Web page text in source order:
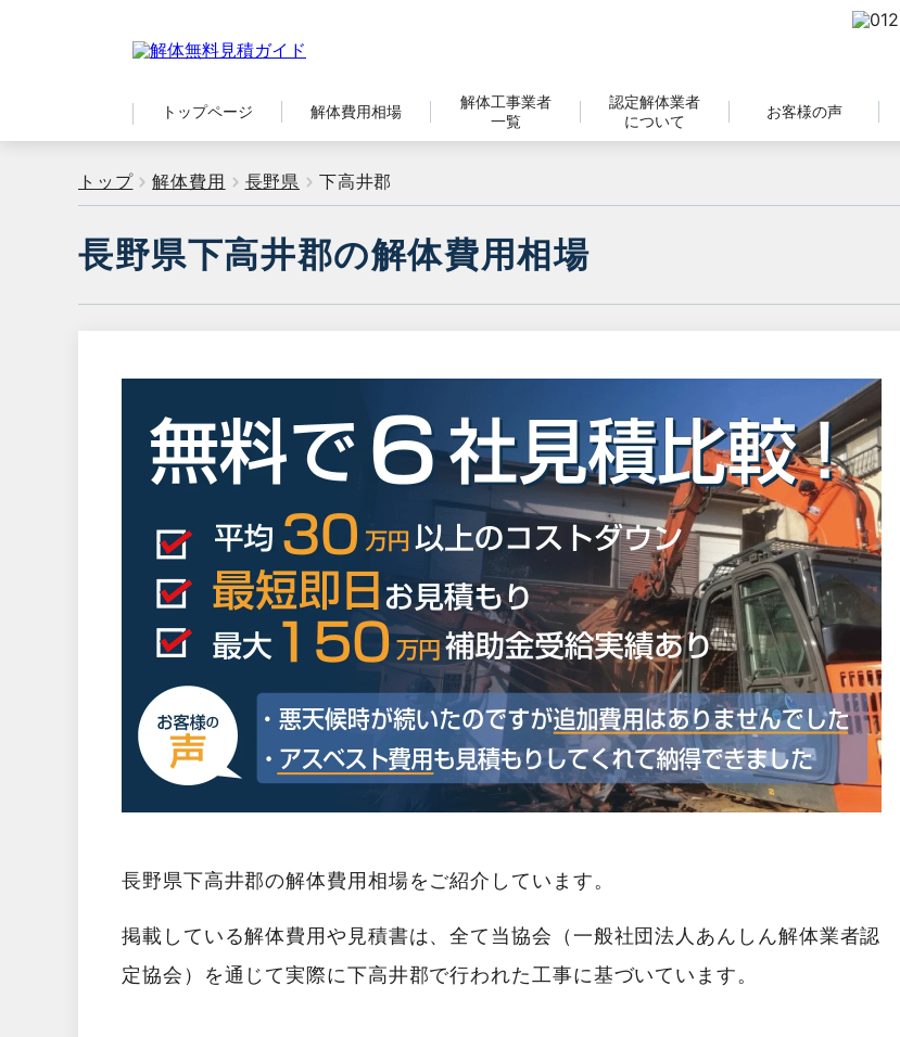
トップページ 解体費用相場
解体工事業者
一覧
認定解体業者
について
お客様の声
トップ 解体費用 長野県 下高井郡
長野県下高井郡の解体費用相場
長野県下高井郡の解体費用相場をご紹介しています。
掲載している解体費用や見積書は、全て当協会（一般社団法人あんしん解体業者認
定協会）を通じて実際に下高井郡で行われた工事に基づいています。